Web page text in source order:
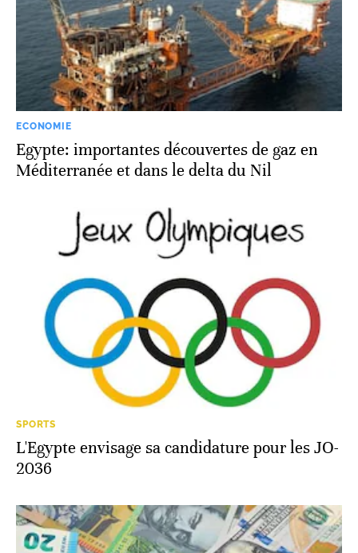
ECONOMIE
Egypte: importantes découvertes de gaz en
Méditerranée et dans le delta du Nil
SPORTS
L'Egypte envisage sa candidature pour les JO-
2036